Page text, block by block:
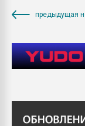
предыдущая